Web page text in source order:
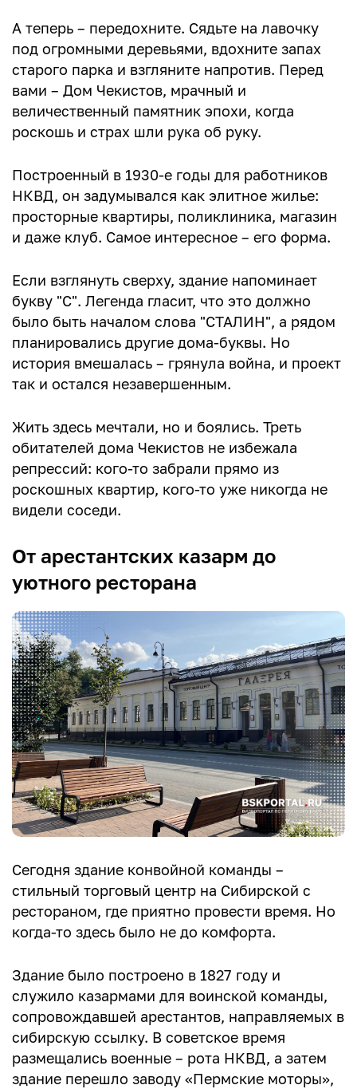
А теперь – передохните. Сядьте на лавочку
под огромными деревьями, вдохните запах
старого парка и взгляните напротив. Перед
вами – Дом Чекистов, мрачный и
величественный памятник эпохи, когда
роскошь и страх шли рука об руку.
Построенный в 1930-е годы для работников
НКВД, он задумывался как элитное жилье:
просторные квартиры, поликлиника, магазин
и даже клуб. Самое интересное – его форма.
Если взглянуть сверху, здание напоминает
букву "С". Легенда гласит, что это должно
было быть началом слова "СТАЛИН", а рядом
планировались другие дома-буквы. Но
история вмешалась – грянула война, и проект
так и остался незавершенным.
Жить здесь мечтали, но и боялись. Треть
обитателей дома Чекистов не избежала
репрессий: кого-то забрали прямо из
роскошных квартир, кого-то уже никогда не
видели соседи.
От арестантских казарм до
уютного ресторана
Сегодня здание конвойной команды –
стильный торговый центр на Сибирской с
рестораном, где приятно провести время. Но
когда-то здесь было не до комфорта.
Здание было построено в 1827 году и
служило казармами для воинской команды,
сопровождавшей арестантов, направляемых в
сибирскую ссылку. В советское время
размещались военные – рота НКВД, а затем
здание перешло заводу «Пермские моторы»,